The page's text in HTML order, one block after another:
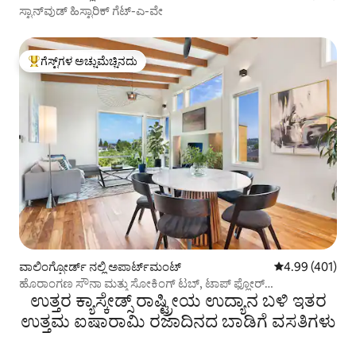
ಸ್ಟಾನ್‌ವುಡ್ ಹಿಸ್ಟಾರಿಕ್ ಗೆಟ್-ಎ-ವೇ
ಗೆಸ್ಟ್‌ಗಳಿಗೆ ಅತಿ ಹೆಚ್ಚು ಅಚ್ಚುಮೆಚ್ಚಿನದು
ಗೆಸ್ಟ್‌ಗಳ ಅಚ್ಚುಮೆಚ್ಚಿನದು
ವಾಲಿಂಗ್ಫೋರ್ಡ್ ನಲ್ಲಿ ಅಪಾರ್ಟ್‌ಮಂಟ್ 5 ರಲ್ಲಿ 4.99
4.99 (401)
ಹೊರಾಂಗಣ ಸೌನಾ ಮತ್ತು ಸೋಕಿಂಗ್ ಟಬ್, ಟಾಪ್ ಫ್ಲೋರ್
ಅಪಾರ್ಟ್‌ಮೆಂಟ್
ಉತ್ತರ ಕ್ಯಾಸ್ಕೇಡ್ಸ್ ರಾಷ್ಟ್ರೀಯ ಉದ್ಯಾನ ಬಳಿ ಇತರ
ಉತ್ತಮ ಐಷಾರಾಮಿ ರಜಾದಿನದ ಬಾಡಿಗೆ ವಸತಿಗಳು